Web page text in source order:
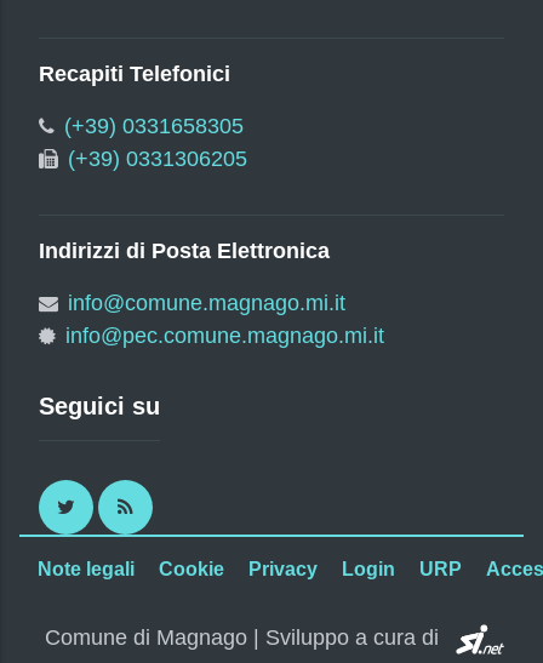
Recapiti Telefonici
(+39) 0331658305
(+39) 0331306205
Indirizzi di Posta Elettronica
info@comune.magnago.mi.it
info@pec.comune.magnago.mi.it
Seguici su
Twitter RSS
Note legali Cookie Privacy Login URP
Comune di Magnago | Sviluppo a cura di